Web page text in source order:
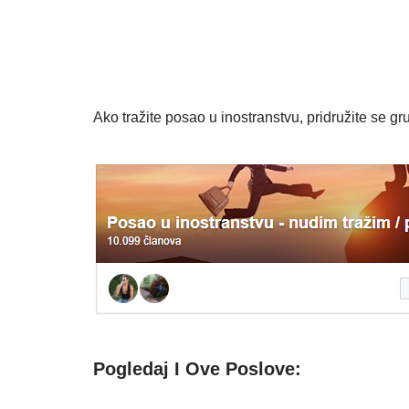
Ako tražite posao u inostranstvu, pridružite se
Pogledaj I Ove Poslove: